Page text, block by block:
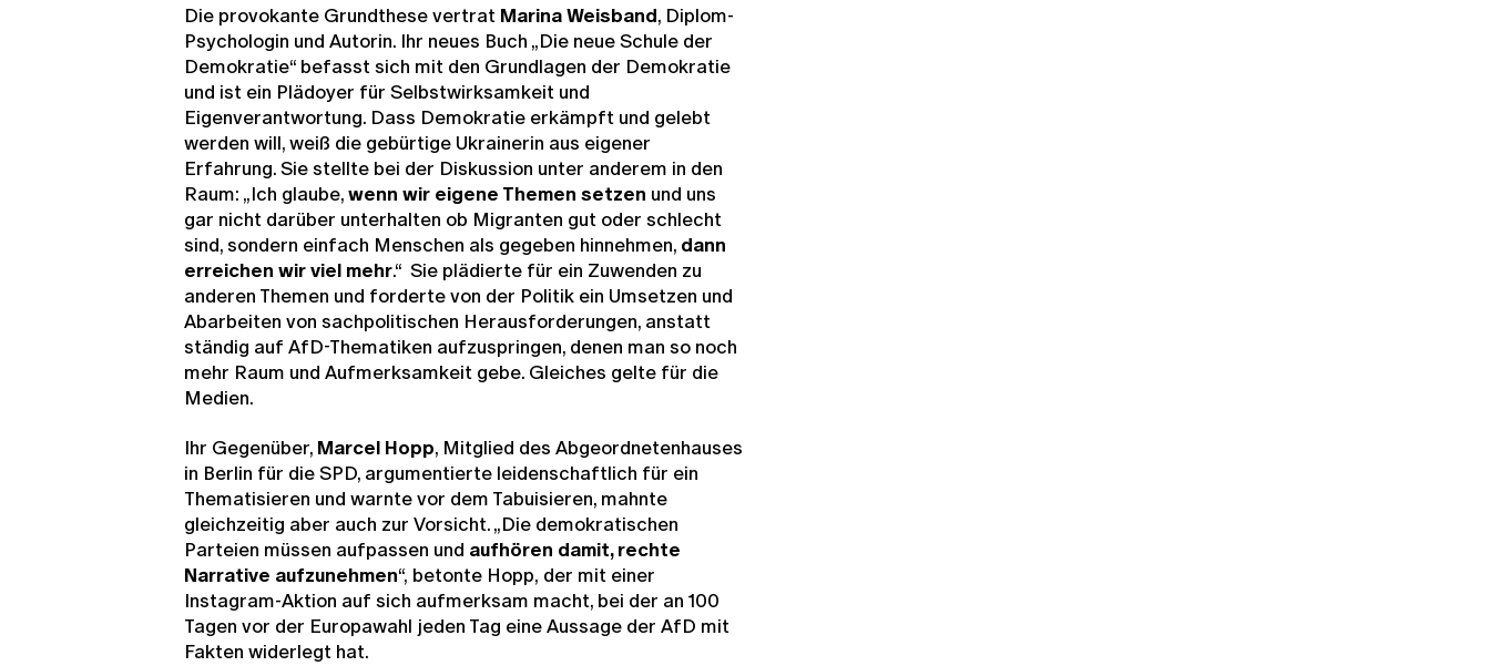
Die provokante Grundthese vertrat Marina Weisband, Diplom-
Psychologin und Autorin. Ihr neues Buch „Die neue Schule der
Demokratie“ befasst sich mit den Grundlagen der Demokratie
und ist ein Plädoyer für Selbstwirksamkeit und
Eigenverantwortung. Dass Demokratie erkämpft und gelebt
werden will, weiß die gebürtige Ukrainerin aus eigener
Erfahrung. Sie stellte bei der Diskussion unter anderem in den
Raum: „Ich glaube,wenn wir eigene Themen setzen und uns
gar nicht darüber unterhalten ob Migranten gut oder schlecht
sind, sondern einfach Menschen als gegeben hinnehmen, dann
erreichen wir viel mehr.“ Sie plädierte für ein Zuwenden zu
anderen Themen und forderte von der Politik ein Umsetzen und
Abarbeiten von sachpolitischen Herausforderungen, anstatt
ständig auf AfD-Thematiken aufzuspringen, denen man so noch
mehr Raum und Aufmerksamkeit gebe. Gleiches gelte für die
Medien.
Ihr Gegenüber, Marcel Hopp, Mitglied des Abgeordnetenhauses
in Berlin für die SPD, argumentierte leidenschaftlich für ein
Thematisieren und warnte vor dem Tabuisieren, mahnte
gleichzeitig aber auch zur Vorsicht. „Die demokratischen
Parteien müssen aufpassen und aufhören damit, rechte
Narrative aufzunehmen“, betonte Hopp, der mit einer
Instagram-Aktion auf sich aufmerksam macht, bei der an 100
Tagen vor der Europawahl jeden Tag eine Aussage der AfD mit
Fakten widerlegt hat.